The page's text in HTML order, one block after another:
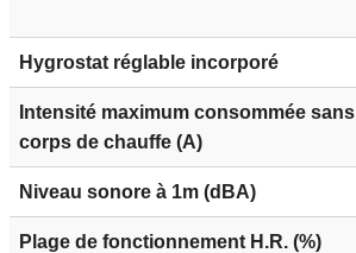
Hygrostat réglable incorporé
Intensité maximum consommée sans
corps de chauffe (A)
Niveau sonore à 1m (dBA)
Plage de fonctionnement H.R. (%)